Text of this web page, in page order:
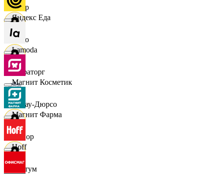
Cпар
demo
Мираторг
Абрау-Дюрсо
Авиор
Альтум
Яндекс Еда
Lamoda
Магнит Косметик
Магнит Фарма
Hoff